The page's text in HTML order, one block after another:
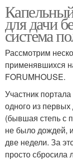
для дачи
система
Рассмотрим
применявшихся
FORUMHOUSE.
Участник
одного из
(бывшая степь с
не было дождей,
две недели. За
просто сбросила